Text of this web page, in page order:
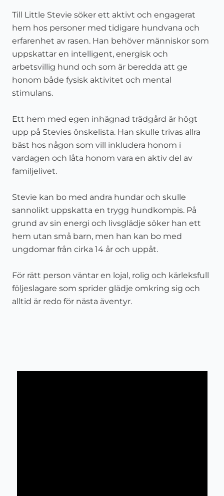
Till Little Stevie söker ett aktivt och engagerat
hem hos personer med tidigare hundvana och
erfarenhet av rasen. Han behöver människor som
uppskattar en intelligent, energisk och
arbetsvillig hund och som är beredda att ge
honom både fysisk aktivitet och mental
stimulans.
Ett hem med egen inhägnad trädgård är högt
upp på Stevies önskelista. Han skulle trivas allra
bäst hos någon som vill inkludera honom i
vardagen och låta honom vara en aktiv del av
familjelivet.
Stevie kan bo med andra hundar och skulle
sannolikt uppskatta en trygg hundkompis. På
grund av sin energi och livsglädje söker han ett
hem utan små barn, men han kan bo med
ungdomar från cirka 14år och uppåt.
För rätt person väntar en lojal, rolig och kärleksfull
följeslagare som sprider glädje omkring sig och
alltid är redo för nästa äventyr.